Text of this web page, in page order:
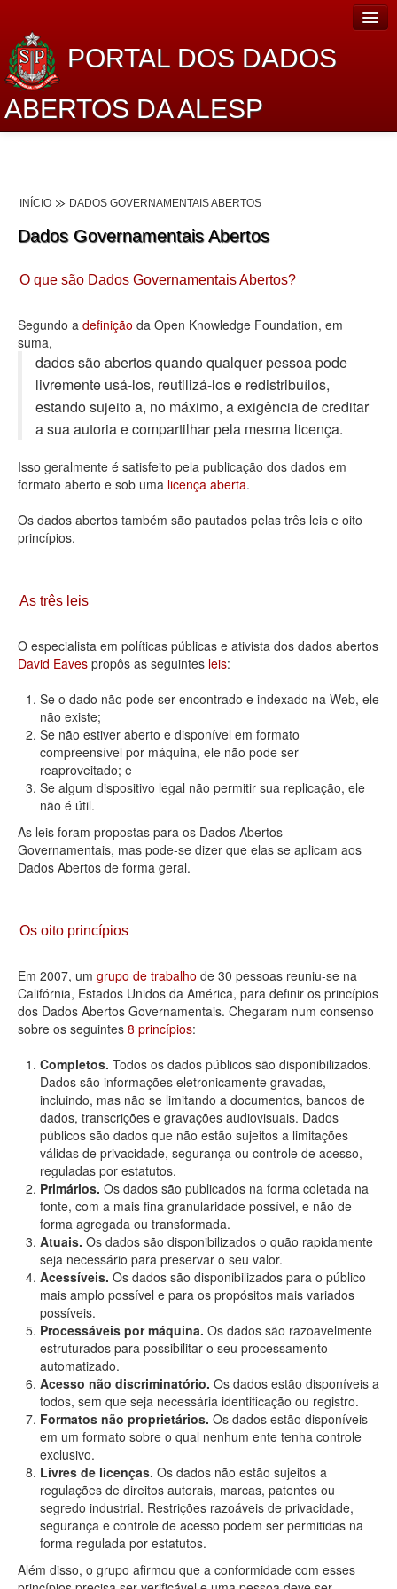
PORTAL DOS DADOS
ABERTOS DA ALESP
Lei de Acesso à Informação
Dados Governamentais Abertos
Planejamento
Catálogo de dados
Processo Legislativo
Deputados Estaduais
Administração
Legislação
Agenda
Contato
INÍCIO DADOS GOVERNAMENTAIS ABERTOS
Dados Governamentais Abertos
O que são Dados Governamentais Abertos?
Segundo a definição da Open Knowledge Foundation, em
suma,
dados são abertos quando qualquer pessoa pode
livremente usá-los, reutilizá-los e redistribuí­los,
estando sujeito a, no máximo, a exigência de creditar
a sua autoria e compartilhar pela mesma licença.
Isso geralmente é satisfeito pela publicação dos dados em
formato aberto e sob uma licença aberta.
Os dados abertos também são pautados pelas três leis e oito
princípios.
As três leis
O especialista em políticas públicas e ativista dos dados abertos
David Eaves propôs as seguintes leis:
Se o dado não pode ser encontrado e indexado na Web, ele
não existe;
Se não estiver aberto e disponível em formato
compreensível por máquina, ele não pode ser
reaproveitado; e
Se algum dispositivo legal não permitir sua replicação, ele
não é útil.
As leis foram propostas para os Dados Abertos
Governamentais, mas pode-se dizer que elas se aplicam aos
Dados Abertos de forma geral.
Os oito princípios
Em 2007, um grupo de trabalho de 30 pessoas reuniu-se na
Califórnia, Estados Unidos da América, para definir os princípios
dos Dados Abertos Governamentais. Chegaram num consenso
sobre os seguintes 8 princípios:
Completos. Todos os dados públicos são disponibilizados.
Dados são informações eletronicamente gravadas,
incluindo, mas não se limitando a documentos, bancos de
dados, transcrições e gravações audiovisuais. Dados
públicos são dados que não estão sujeitos a limitações
válidas de privacidade, segurança ou controle de acesso,
reguladas por estatutos.
Primários. Os dados são publicados na forma coletada na
fonte, com a mais fina granularidade possível, e não de
forma agregada ou transformada.
Atuais. Os dados são disponibilizados o quão rapidamente
seja necessário para preservar o seu valor.
Acessíveis. Os dados são disponibilizados para o público
mais amplo possível e para os propósitos mais variados
possíveis.
Processáveis por máquina. Os dados são razoavelmente
estruturados para possibilitar o seu processamento
automatizado.
Acesso não discriminatório. Os dados estão disponíveis a
todos, sem que seja necessária identificação ou registro.
Formatos não proprietários. Os dados estão disponíveis
em um formato sobre o qual nenhum ente tenha controle
exclusivo.
Livres de licenças. Os dados não estão sujeitos a
regulações de direitos autorais, marcas, patentes ou
segredo industrial. Restrições razoáveis de privacidade,
segurança e controle de acesso podem ser permitidas na
forma regulada por estatutos.
Além disso, o grupo afirmou que a conformidade com esses